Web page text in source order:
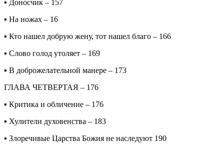
▪ Доносчик – 157
▪ На ножах – 16
▪ Кто нашел добрую жену, тот нашел благо – 166
▪ Слово голод утоляет – 169
▪ В доброжелательной манере – 173
ГЛАВА ЧЕТВЕРТАЯ – 176
▪ Критика и обличение – 176
▪ Хулители духовенства – 183
▪ Злоречивые Царства Божия не наследуют 190